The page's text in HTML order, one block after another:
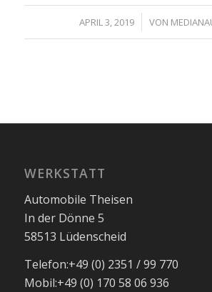
APRIL 3, 2019
/ VON
WERKSTATT
Automobile Theisen
In der Dönne 5
58513 Lüdenscheid
Telefon:+49 (0) 2351 / 99 770
Mobil:+49 (0) 170 58 06 936